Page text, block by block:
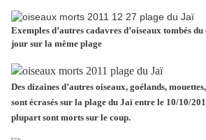
Exemples d’autres cadavres d’oiseaux tombés
jour sur la même plage
Des dizaines d’autres oiseaux, goélands,
sont écrasés sur la plage du Jaï entre le 10/10/
plupart sont morts sur le coup.